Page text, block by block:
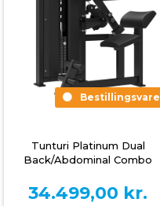
Bestillingsvare
Tunturi Platinum Dual
Back/Abdominal Combo
34.499,00 kr.